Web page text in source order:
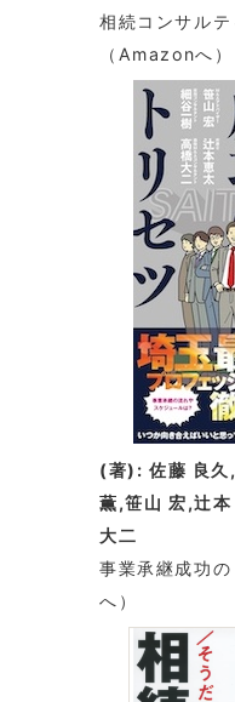
相続コンサル
（Amazonへ）
(著): 佐藤 良久
薫,笹山 宏,辻
大二
事業承継成功の
へ）